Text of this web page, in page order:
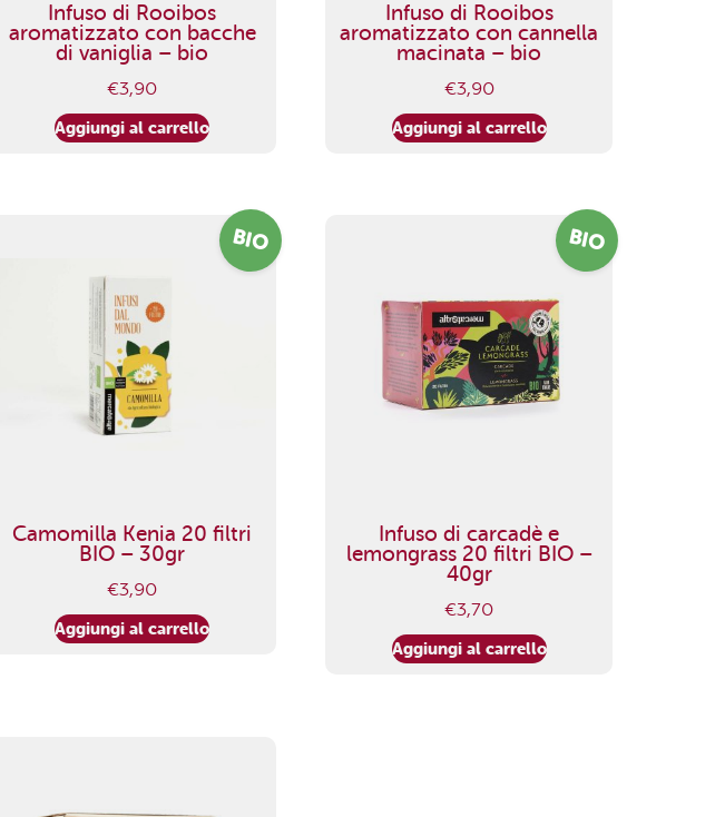
Infuso di Rooibos
aromatizzato con bacche
di vaniglia – bio
€3,90
Aggiungi al carrello
Infuso di Rooibos
aromatizzato con cannella
macinata – bio
€3,90
Aggiungi al carrello
BIO
Camomilla Kenia 20 filtri
BIO – 30gr
€3,90
Aggiungi al carrello
BIO
Infuso di carcadè e
lemongrass 20 filtri BIO –
40gr
€3,70
Aggiungi al carrello